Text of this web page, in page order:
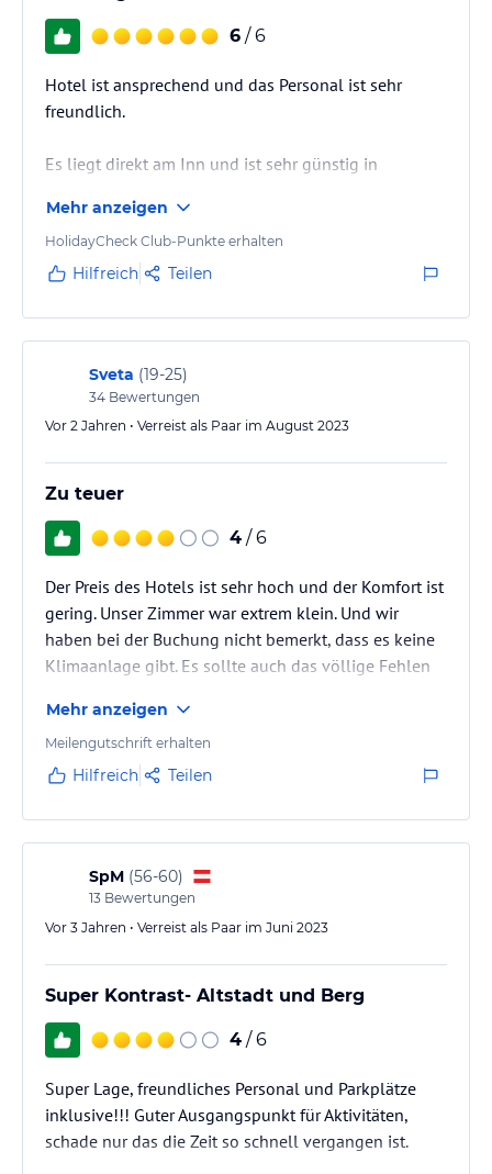
6 / 6
Hotel ist ansprechend und das Personal ist sehr
freundlich.
Es liegt direkt am Inn und ist sehr günstig in
Mehr anzeigen
HolidayCheck Club-Punkte erhalten
Hilfreich Teilen
Sveta (19-25)
34 Bewertungen
Vor 2 Jahren • Verreist als Paar im August 2023
Zu teuer
4 / 6
Der Preis des Hotels ist sehr hoch und der Komfort ist
gering. Unser Zimmer war extrem klein. Und wir
haben bei der Buchung nicht bemerkt, dass es keine
Klimaanlage gibt. Es sollte auch das völlige Fehlen
nicht richtig schlafen konnten. Im Allgemeinen ist der
Hauptvorteil des Hotels seine Lage in der Nähe des
Stadtzentrums und der schönen Promenade.
Mehr anzeigen
Meilengutschrift erhalten
Hilfreich Teilen
SpM (56-60)
13 Bewertungen
Vor 3 Jahren • Verreist als Paar im Juni 2023
Super Kontrast- Altstadt und Berg
4 / 6
Super Lage, freundliches Personal und Parkplätze
inklusive!!! Guter Ausgangspunkt für Aktivitäten,
schade nur das die Zeit so schnell vergangen ist.